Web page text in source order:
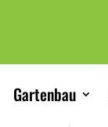
Gartenbau